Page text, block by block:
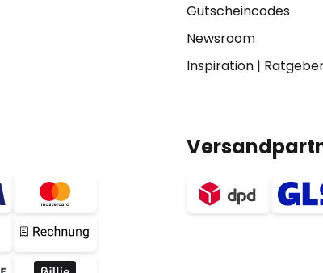
Gutscheincodes
Newsroom
Inspiration|